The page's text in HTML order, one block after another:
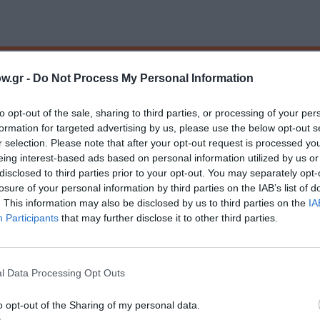
- Do Not Process My Personal Information
opt-out of the sale, sharing to third parties, or processing of your
for targeted advertising by us, please use the below opt-out
selection. Please note that after your opt-out request is processed
interest-based ads based on personal information utilized by us
to third parties prior to your opt-out. You may separately
of your personal information by third parties on the IAB’s list of
This information may also be disclosed by us to third parties on the
Participants that may further disclose it to other third parties.
Data Processing Opt Outs
opt-out of the Sharing of my personal data.
πρώτοι όλες τις ειδήσεις
στο
Δες
ΡΟΚ ΣΥΝΑΥΛΙΕΣ 2024
και τον Πολιτισμό!